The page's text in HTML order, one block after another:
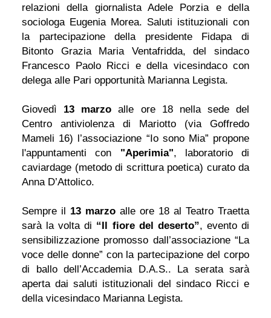
relazioni della giornalista Adele Porzia e della
sociologa Eugenia Morea. Saluti istituzionali con
la partecipazione della presidente Fidapa di
Bitonto Grazia Maria Ventafridda, del sindaco
Francesco Paolo Ricci e della vicesindaco con
delega alle Pari opportunità Marianna Legista.
Giovedì 13 marzo alle ore 18 nella sede del
Centro antiviolenza di Mariotto (via Goffredo
Mameli 16) l’associazione “Io sono Mia” propone
l'appuntamenti con "Aperimia", laboratorio di
caviardage (metodo di scrittura poetica) curato da
Anna D’Attolico.
Sempre il 13 marzo alle ore 18 al Teatro Traetta
sarà la volta di “Il fiore del deserto”, evento di
sensibilizzazione promosso dall’associazione “La
voce delle donne” con la partecipazione del corpo
di ballo dell’Accademia D.A.S.. La serata sarà
aperta dai saluti istituzionali del sindaco Ricci e
della vicesindaco Marianna Legista.